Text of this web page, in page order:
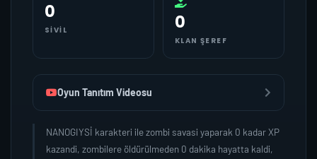
0
SIVIL 0
KLAN ŞEREF
Oyun Tanıtım Videosu
NANOGIYSİ karakteri ile zombi savasi yaparak 0 kadar XP
kazandi, zombilere öldürülmeden 0 dakika hayatta kaldi,